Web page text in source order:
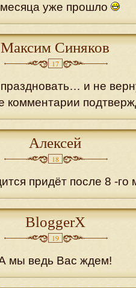
уже прошло
Максим Синяков
17
и не
комментарии
Алексей
18
придёт после 8 -го
BloggerX
19
мы ведь Вас ждем!